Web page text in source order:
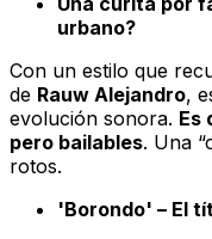
urbano?
Con un estilo que
de Rauw Alejandro,
evolución sonora. Es
pero bailables. Una
rotos.
'Borondo' – El